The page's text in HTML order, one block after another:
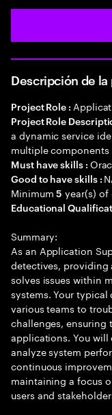
Descripción de
Project Role :
Project Role
a dynamic service
multiple
Must have skills :
Good to have skills :
Minimum5 year(s) of
Educational
Summary:
As an Application
detectives, providing
solves issues within
systems. Your
various teams to
challenges, ensuring
applications. You
analyze system
continuous
maintaining a focus
users and